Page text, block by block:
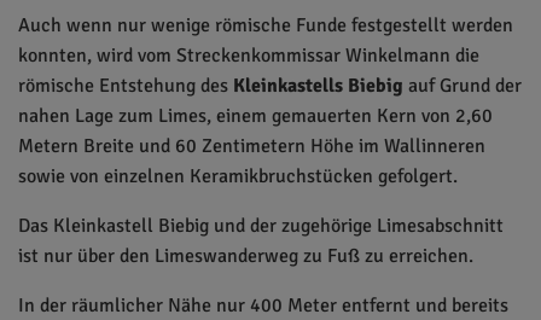
Auch wenn nur wenige römische Funde festgestellt werden
konnten, wird vom Streckenkommissar Winkelmann die
römische Entstehung des Kleinkastells Biebig auf Grund der
nahen Lage zum Limes, einem gemauerten Kern von 2,60
Metern Breite und 60 Zentimetern Höhe im Wallinneren
sowie von einzelnen Keramikbruchstücken gefolgert.
Das Kleinkastell Biebig und der zugehörige Limesabschnitt
ist nur über den Limeswanderweg zu Fuß zu erreichen.
In der räumlicher Nähe nur 400 Meter entfernt und bereits